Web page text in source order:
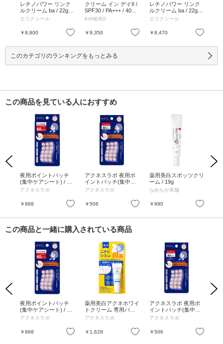
お気に入り
レチノパワー リンク
ルクリーム ba / 22g /
本体 / 心地よいアクア
g
エリクシール
￥8,800 お気に入り
クリーム イン デイII /
SPF30 / PA+++ / 40g /
本体 / 40g
KANEBO
￥9,350 お気に入り
レチノパワー リンク
ルクリーム ba / 22g /
詰替え、限定品 / 心地
の香り / 22g
エリクシール
￥8,470
このカテゴリのランキングをもっとみる
この商品を見ている人におすすめ
Previous
お気に入り
夜用ポイントパッチ
(集中ケアシート) / 本
体 / 15枚×4シート
アクネスラボ
￥968 お気に入り
アクネスラボ 夜用ポ
イントパッチ(集中ケ
アシート) / 15枚×2シ
アクネスラボ
￥506 お気に入り
薬用美白スポッツクリ
ーム / 19g
なめらか本舗
￥990
Next
この商品と一緒に購入されている商品
Previous
お気に入り
夜用ポイントパッチ
(集中ケアシート) / 本
体 / 15枚×4シート
アクネスラボ
￥968 お気に入り
薬用美白アクネホワイ
トクリーム 専用パッ
チ付 / 本体 / 7g
アクネスラボ
￥1,628 お気に入り
アクネスラボ 夜用ポ
イントパッチ(集中ケ
アシート) / 15枚×2シ
アクネスラボ
￥506
Next